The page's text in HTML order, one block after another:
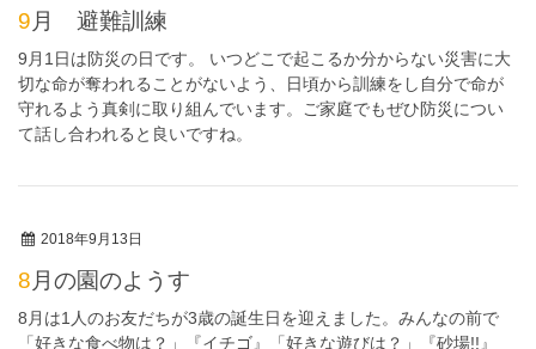
9月 避難訓練
9月1日は防災の日です。 いつどこで起こるか分からない災害に大
切な命が奪われることがないよう、日頃から訓練をし自分で命が
守れるよう真剣に取り組んでいます。ご家庭でもぜひ防災につい
て話し合われると良いですね。
2018年9月13日
8月の園のようす
8月は1人のお友だちが3歳の誕生日を迎えました。みんなの前で
「好きな食べ物は？」『イチゴ』「好きな遊びは？」『砂場!!』